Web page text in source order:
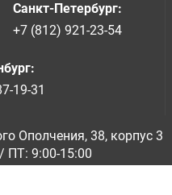
Санкт-Петербург:
+7 (812) 921-23-54
:
19-31
Ополчения, 38, корпус 3
ПТ: 9:00-15:00